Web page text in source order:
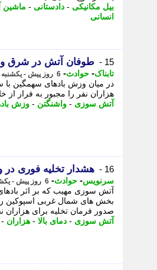
بیل مکانیکی - دادستانی - ماشین
انسانی
15 - طوفان آتش در شرق
تابناک- حوادث- 6 روز پیش - یکشنبه 11 مرداد 1405، 11:40
هزاران نفر را مجبور به فرار از
آتش سوزی - واشنگتن - وزش
16 - هشدار تخلیه فوری
سرنویس- حوادث- 6 روز پیش - یکشنبه 11 مرداد 1405، 09:18
آتش سوزی مهیب که بر اثر
بخش های شمال غربی اسپوکین
صدور فرمان تخلیه برای هزاران
آتش سوزی - دمای بالا - هزاران -